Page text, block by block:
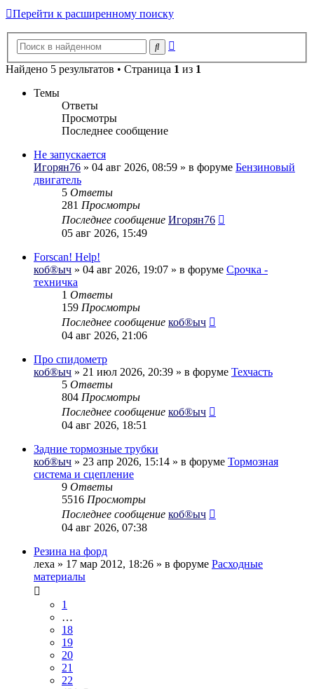
Перейти к расширенному поиску
Поиск
Найдено 5 результатов • Страница 1 из 1
Темы
Ответы
Просмотры
Последнее сообщение
Не запускается
Игорян76 » 04 авг 2026, 08:59 » в форуме Бензиновый
двигатель
5 Ответы
281 Просмотры
Последнее сообщение Игорян76
05 авг 2026, 15:49
Forscan! Help!
коб®ыч » 04 авг 2026, 19:07 » в форуме Срочка -
техничка
1 Ответы
159 Просмотры
Последнее сообщение коб®ыч
04 авг 2026, 21:06
Про спидометр
коб®ыч » 21 июл 2026, 20:39 » в форуме Техчасть
5 Ответы
804 Просмотры
Последнее сообщение коб®ыч
04 авг 2026, 18:51
Задние тормозные трубки
коб®ыч » 23 апр 2026, 15:14 » в форуме Тормозная
система и сцепление
9 Ответы
5516 Просмотры
Последнее сообщение коб®ыч
04 авг 2026, 07:38
Резина на форд
леха » 17 мар 2012, 18:26 » в форуме Расходные
материалы
1
…
18
19
20
21
22